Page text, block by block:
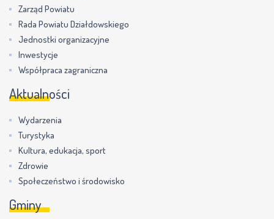
Zarząd Powiatu
Rada Powiatu Działdowskiego
Jednostki organizacyjne
Inwestycje
Współpraca zagraniczna
Aktualności
Wydarzenia
Turystyka
Kultura, edukacja, sport
Zdrowie
Społeczeństwo i środowisko
Gminy